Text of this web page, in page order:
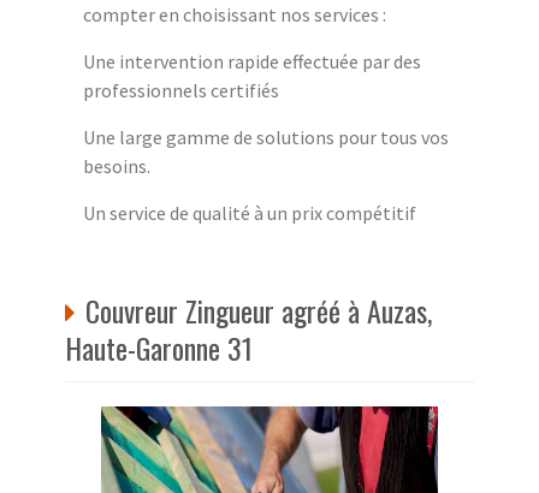
compter en choisissant nos services :
Une intervention rapide effectuée par des
professionnels certifiés
Une large gamme de solutions pour tous vos
besoins.
Un service de qualité à un prix compétitif
Couvreur Zingueur agréé à Auzas,
Haute-Garonne 31